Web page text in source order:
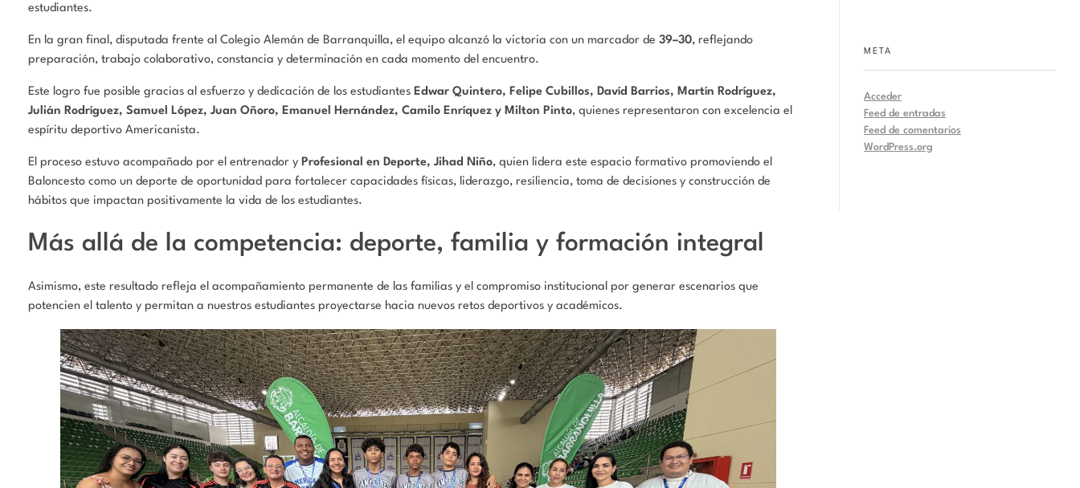
estudiantes.
En la gran final, disputada frente al Colegio Alemán de Barranquilla, el equipo alcanzó la victoria con un marcador de 39–30, reflejando
preparación, trabajo colaborativo, constancia y determinación en cada momento del encuentro.
Este logro fue posible gracias al esfuerzo y dedicación de los estudiantes Edwar Quintero, Felipe Cubillos, Davíd Barrios, Martín Rodríguez,
Julián Rodríguez, Samuel López, Juan Oñoro, Emanuel Hernández, Camilo Enríquez y Milton Pinto, quienes representaron con excelencia el
espíritu deportivo Americanista.
El proceso estuvo acompañado por el entrenador y Profesional en Deporte, Jihad Niño, quien lidera este espacio formativo promoviendo el
Baloncesto como un deporte de oportunidad para fortalecer capacidades físicas, liderazgo, resiliencia, toma de decisiones y construcción de
hábitos que impactan positivamente la vida de los estudiantes.
Más allá de la competencia: deporte, familia y formación integral
Asimismo, este resultado refleja el acompañamiento permanente de las familias y el compromiso institucional por generar escenarios que
potencien el talento y permitan a nuestros estudiantes proyectarse hacia nuevos retos deportivos y académicos.
META
Acceder
Feed de entradas
Feed de comentarios
WordPress.org